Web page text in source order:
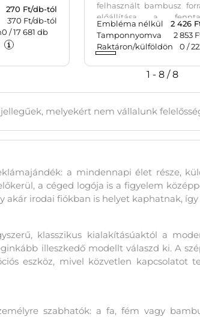
270 Ft/db-tól
370 Ft/db-tól
0 /17 681 db
felhasznált bambusz
előállítása a
szabványok szerint
Embléma nélkül 2 426
Tamponnyomva
2 853
Raktáron/külföldön
0 /
1 - 8 / 8
melyekért nem vállalunk
a mindennapi élet része,
a céged logója is a figyelem
akár irodai fiókban is helyet kaphatnak,
klasszikus kialakításúaktól a
illeszkedő modellt válaszd ki. A
eszköz, mivel közvetlen kapcsolatot
szabhatók: a fa, fém vagy